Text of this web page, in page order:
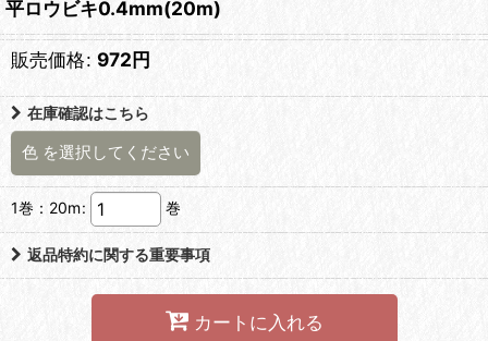
平ロウビキ0.4mm(20m)
販売価格: 972円
在庫確認はこちら
色 を選択してください
1巻：20m: 巻
返品特約に関する重要事項
カートに入れる